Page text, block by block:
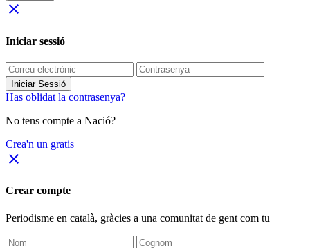
close
Iniciar sessió
Iniciar Sessió
Has oblidat la contrasenya?
No tens compte a Nació?
Crea'n un gratis
close
Crear compte
Periodisme en català, gràcies a una comunitat de gent com tu